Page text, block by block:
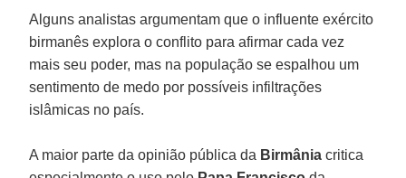
Alguns analistas argumentam que o influente exército
birmanês explora o conflito para afirmar cada vez
mais seu poder, mas na população se espalhou um
sentimento de medo por possíveis infiltrações
islâmicas no país.
A maior parte da opinião pública da Birmânia critica